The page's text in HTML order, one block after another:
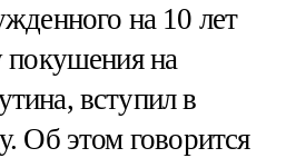
на 10 лет
покушения на
вступил в
Об этом говорится